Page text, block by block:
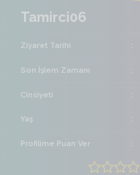
Tamirci06
Ziyaret Tarihi
Son İşlem Zamanı
Cinsiyeti
Yaş
Profilime Puan Ver